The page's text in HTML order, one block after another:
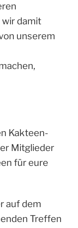
damit
unserem
Kakteen-
Mitglieder
für eure
auf dem
Treffen